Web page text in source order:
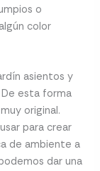
o
color
asientos y
De esta forma
original.
para crear
de ambiente a
dar una